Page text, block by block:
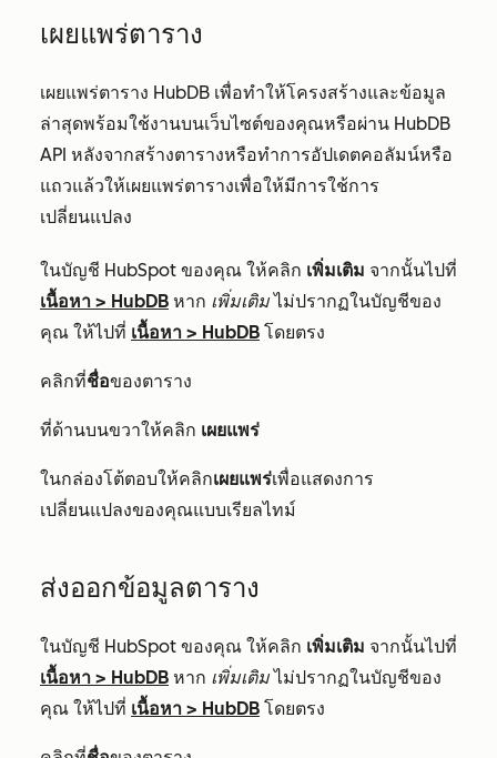
เผยแพร่ตาราง
เผยแพร่ตาราง HubDB เพื่อทำให้โครงสร้างและข้อมูล
ล่าสุดพร้อมใช้งานบนเว็บไซต์ของคุณหรือผ่าน HubDB
API หลังจากสร้างตารางหรือทำการอัปเดตคอลัมน์หรือ
แถวแล้วให้เผยแพร่ตารางเพื่อให้มีการใช้การ
เปลี่ยนแปลง
ในบัญชี HubSpot ของคุณ ให้คลิก เพิ่มเติม จากนั้นไปที่
เนื้อหา > HubDB หาก เพิ่มเติมไม่ปรากฏในบัญชีของ
คุณ ให้ไปที่ เนื้อหา > HubDB โดยตรง
คลิกที่ชื่อของตาราง
ที่ด้านบนขวาให้คลิก เผยแพร่
ในกล่องโต้ตอบให้คลิกเผยแพร่เพื่อแสดงการ
เปลี่ยนแปลงของคุณแบบเรียลไทม์
ส่งออกข้อมูลตาราง
ในบัญชี HubSpot ของคุณ ให้คลิก เพิ่มเติม จากนั้นไปที่
เนื้อหา > HubDB หาก เพิ่มเติมไม่ปรากฏในบัญชีของ
คุณ ให้ไปที่ เนื้อหา > HubDB โดยตรง